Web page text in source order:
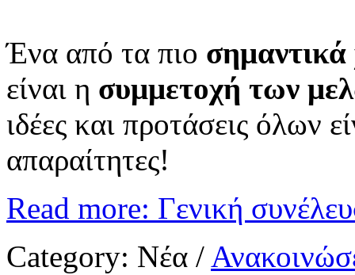
Ένα από τα πιο σημαντικά
είναι η συμμετοχή των
ιδέες και προτάσεις όλων
απαραίτητες!
Read more: Γενική
Category: Νέα /